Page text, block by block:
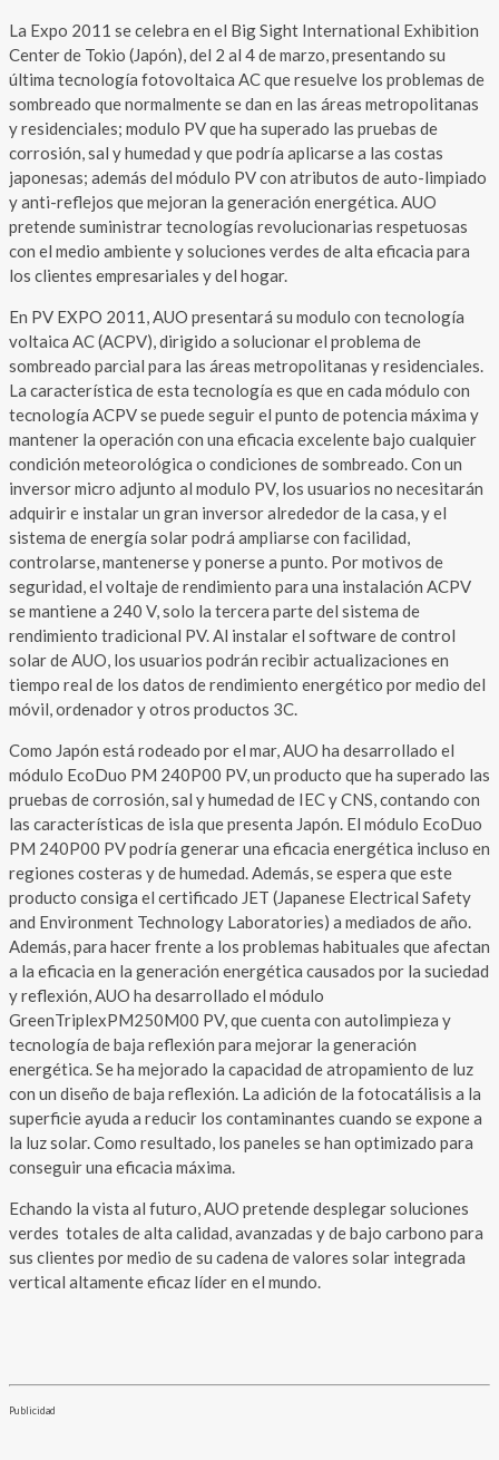
La Expo 2011 se celebra en el Big Sight International Exhibition
Center de Tokio (Japón), del 2 al 4 de marzo, presentando su
última tecnología fotovoltaica AC que resuelve los problemas de
sombreado que normalmente se dan en las áreas metropolitanas
y residenciales; modulo PV que ha superado las pruebas de
corrosión, sal y humedad y que podría aplicarse a las costas
japonesas; además del módulo PV con atributos de auto-limpiado
y anti-reflejos que mejoran la generación energética. AUO
pretende suministrar tecnologías revolucionarias respetuosas
con el medio ambiente y soluciones verdes de alta eficacia para
los clientes empresariales y del hogar.
En PV EXPO 2011, AUO presentará su modulo con tecnología
voltaica AC (ACPV), dirigido a solucionar el problema de
sombreado parcial para las áreas metropolitanas y residenciales.
La característica de esta tecnología es que en cada módulo con
tecnología ACPV se puede seguir el punto de potencia máxima y
mantener la operación con una eficacia excelente bajo cualquier
condición meteorológica o condiciones de sombreado. Con un
inversor micro adjunto al modulo PV, los usuarios no necesitarán
adquirir e instalar un gran inversor alrededor de la casa, y el
sistema de energía solar podrá ampliarse con facilidad,
controlarse, mantenerse y ponerse a punto. Por motivos de
seguridad, el voltaje de rendimiento para una instalación ACPV
se mantiene a 240 V, solo la tercera parte del sistema de
rendimiento tradicional PV. Al instalar el software de control
solar de AUO, los usuarios podrán recibir actualizaciones en
tiempo real de los datos de rendimiento energético por medio del
móvil, ordenador y otros productos 3C.
Como Japón está rodeado por el mar, AUO ha desarrollado el
módulo EcoDuo PM 240P00 PV, un producto que ha superado las
pruebas de corrosión, sal y humedad de IEC y CNS, contando con
las características de isla que presenta Japón. El módulo EcoDuo
PM 240P00 PV podría generar una eficacia energética incluso en
regiones costeras y de humedad. Además, se espera que este
producto consiga el certificado JET (Japanese Electrical Safety
and Environment Technology Laboratories) a mediados de año.
Además, para hacer frente a los problemas habituales que afectan
a la eficacia en la generación energética causados por la suciedad
y reflexión, AUO ha desarrollado el módulo
GreenTriplexPM250M00 PV, que cuenta con autolimpieza y
tecnología de baja reflexión para mejorar la generación
energética. Se ha mejorado la capacidad de atropamiento de luz
con un diseño de baja reflexión. La adición de la fotocatálisis a la
superficie ayuda a reducir los contaminantes cuando se expone a
la luz solar. Como resultado, los paneles se han optimizado para
conseguir una eficacia máxima.
Echando la vista al futuro, AUO pretende desplegar soluciones
verdes totales de alta calidad, avanzadas y de bajo carbono para
sus clientes por medio de su cadena de valores solar integrada
vertical altamente eficaz líder en el mundo.
Publicidad